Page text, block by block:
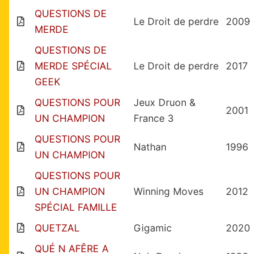
QUESTIONS DE
MERDE
Le Droit de perdre 2009
QUESTIONS DE
MERDE SPÉCIAL
GEEK
Le Droit de perdre 2017
QUESTIONS POUR
UN CHAMPION
Jeux Druon &
France 3
2001
QUESTIONS POUR
UN CHAMPION
Nathan 1996
QUESTIONS POUR
UN CHAMPION
SPÉCIAL FAMILLE
Winning Moves 2012
QUETZAL Gigamic
2020
QUÉ N AFÊRE A